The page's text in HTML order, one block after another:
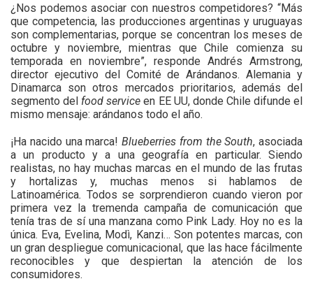
¿Nos podemos asociar con nuestros competidores? “Más
que competencia, las producciones argentinas y uruguayas
son complementarias, porque se concentran los meses de
octubre y noviembre, mientras que Chile comienza su
temporada en noviembre”, responde Andrés Armstrong,
director ejecutivo del Comité de Arándanos. Alemania y
Dinamarca son otros mercados prioritarios, además del
segmento del food service en EE UU, donde Chile difunde el
mismo mensaje: arándanos todo el año.
¡Ha nacido una marca! Blueberries from the South, asociada
a un producto y a una geografía en particular. Siendo
realistas, no hay muchas marcas en el mundo de las frutas
y hortalizas y, muchas menos si hablamos de
Latinoamérica. Todos se sorprendieron cuando vieron por
primera vez la tremenda campaña de comunicación que
tenía tras de sí una manzana como Pink Lady. Hoy no es la
única. Eva, Evelina, Modì, Kanzi… Son potentes marcas, con
un gran despliegue comunicacional, que las hace fácilmente
reconocibles y que despiertan la atención de los
consumidores.